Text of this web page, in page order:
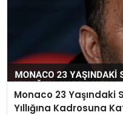
Monaco 23 Yaşındaki
Yıllığına Kadrosuna